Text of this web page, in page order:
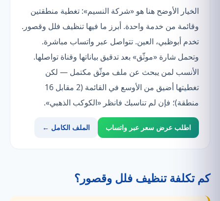
الخيار الأوضح هنا هو «شركة النسيم»: تغطية منطقتين
وقائمة من خدمة واحدة. أبرز ما فيها تنظيف فلل وقصور.
تخدم أبوظبي، العين. تتواصل عبر واتساب مباشرة.
وتحمل شارة «موثّق» بعد تدقيق بياناتها وقناة تواصلها.
الأنسب لمن يبحث عن ملف موثّق مكتمل — لكن
تغطيتها أضيق من الأوسع في القائمة (2 مقابل 16
منطقة)؛ فإن لم تناسبك فانظر «الكوكب الذهبي».
اطلب عرض سعر عبر واتساب الملف الكامل ←
كم تكلفة تنظيف فلل وقصور؟